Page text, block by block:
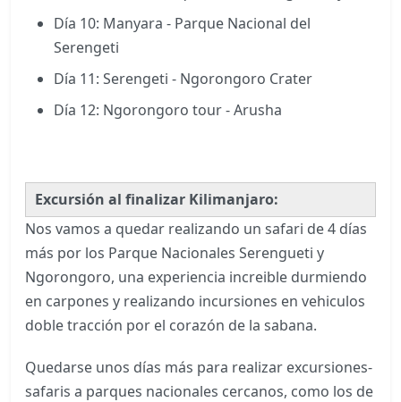
Día 10: Manyara - Parque Nacional del
Serengeti
Día 11: Serengeti - Ngorongoro Crater
Día 12: Ngorongoro tour - Arusha
Excursión al finalizar Kilimanjaro:
Nos vamos a quedar realizando un safari de 4 días
más por los Parque Nacionales Serengueti y
Ngorongoro, una experiencia increible durmiendo
en carpones y realizando incursiones en vehiculos
doble tracción por el corazón de la sabana.
Quedarse unos días más para realizar excursiones-
safaris a parques nacionales cercanos, como los de